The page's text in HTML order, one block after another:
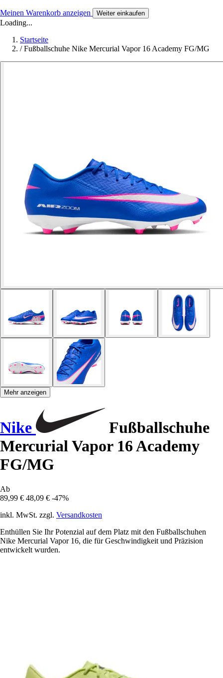
Meinen Warenkorb anzeigen Weiter einkaufen
Loading...
Startseite
/ Fußballschuhe Nike Mercurial Vapor 16 Academy FG/MG
Mehr anzeigen
Nike
Fußballschuhe
Mercurial Vapor 16 Academy
FG/MG
Ab
89,99 € 48,09 € -47%
inkl. MwSt. zzgl. Versandkosten
Enthüllen Sie Ihr Potenzial auf dem Platz mit den Fußballschuhen
Nike Mercurial Vapor 16, die für Geschwindigkeit und Präzision
entwickelt wurden.